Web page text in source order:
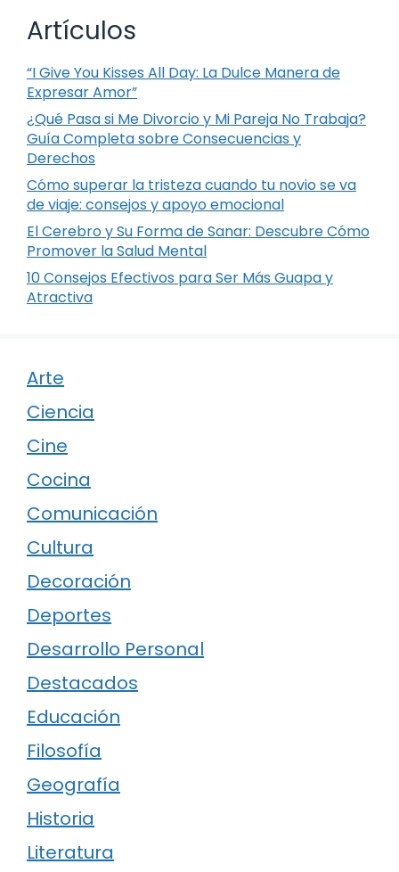
Artículos
“I Give You Kisses All Day: La Dulce Manera de
Expresar Amor”
¿Qué Pasa si Me Divorcio y Mi Pareja No Trabaja?
Guía Completa sobre Consecuencias y
Derechos
Cómo superar la tristeza cuando tu novio se va
de viaje: consejos y apoyo emocional
El Cerebro y Su Forma de Sanar: Descubre Cómo
Promover la Salud Mental
10 Consejos Efectivos para Ser Más Guapa y
Atractiva
Arte
Ciencia
Cine
Cocina
Comunicación
Cultura
Decoración
Deportes
Desarrollo Personal
Destacados
Educación
Filosofía
Geografía
Historia
Literatura